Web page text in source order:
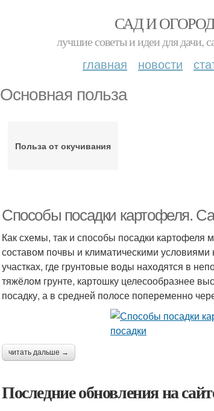
САД И
лучшие советы и идеи для дачи,
главная новости
Основная польза
Польза от окучивания
Способы посадки картофеля.
Как схемы, так и способы посадки картофеля
составом почвы и климатическими
участках, где грунтовые воды находятся в
тяжёлом грунте, картошку целесообразнее
посадку, а в средней полосе попеременно
читать дальше →
Последние обновления на